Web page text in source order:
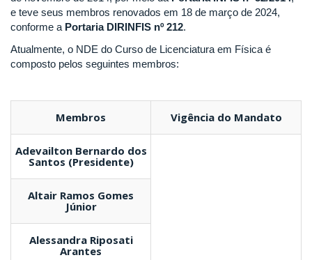
e teve seus membros renovados em 18 de março de 2024,
conforme a Portaria DIRINFIS nº 212.
Atualmente, o NDE do Curso de Licenciatura em Física é
composto pelos seguintes membros:
Membros Vigência do Mandato
Adevailton Bernardo dos
Santos (Presidente)
Altair Ramos Gomes
Júnior
Alessandra Riposati
Arantes